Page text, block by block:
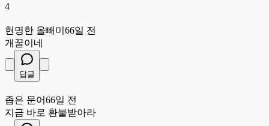
4
현명한 올빼미 66일 전
개꿀이네
답글
좁은 문어66일 전
지금 바로 환불받아라